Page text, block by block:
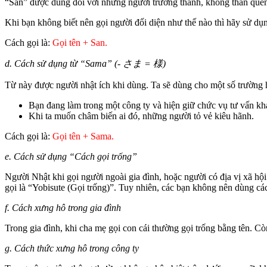
Khi bạn không biết nên gọi người đối diện như thế nào thì hãy sử
Cách gọi là: Gọi tên + San.
d. Cách sử dụng từ “Sama” (- さま = 様)
Từ này được người nhật ích khi dùng. Ta sẽ dùng cho một số trường
Bạn đang làm trong một công ty và hiện giữ chức vụ tư vấn
Khi ta muốn châm biến ai đó, những người tỏ vẻ kiêu hãnh.
Cách gọi là: Gọi tên + Sama.
e. Cách sử dụng “Cách gọi trống”
Người Nhật khi gọi người ngoài gia đình, hoặc người có địa vị xã
gọi là “Yobisute (Gọi trống)”. Tuy nhiên, các bạn không nên dùng
f. Cách xưng hô trong gia đình
Trong gia đình, khi cha mẹ gọi con cái thường gọi trống bằng tên.
g. Cách thức xưng hô trong công ty